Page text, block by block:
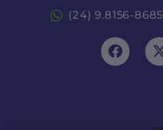
(24) 9.8156-8685